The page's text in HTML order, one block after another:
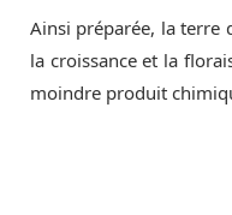
Ainsi préparée, la terre
la croissance et la
moindre produit